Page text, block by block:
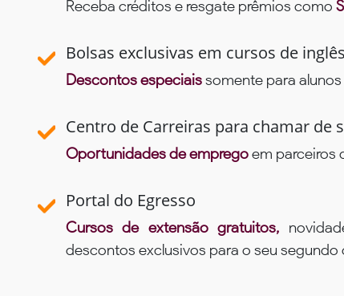
Receba créditos e resgate prêmios como
Bolsas exclusivas em cursos de inglês
Descontos especiaissomente para
Centro de Carreiras para chamar de
Oportunidades de empregoem parceiros
Portal do Egresso
Cursos de extensão gratuitos,
descontos exclusivos para o seu